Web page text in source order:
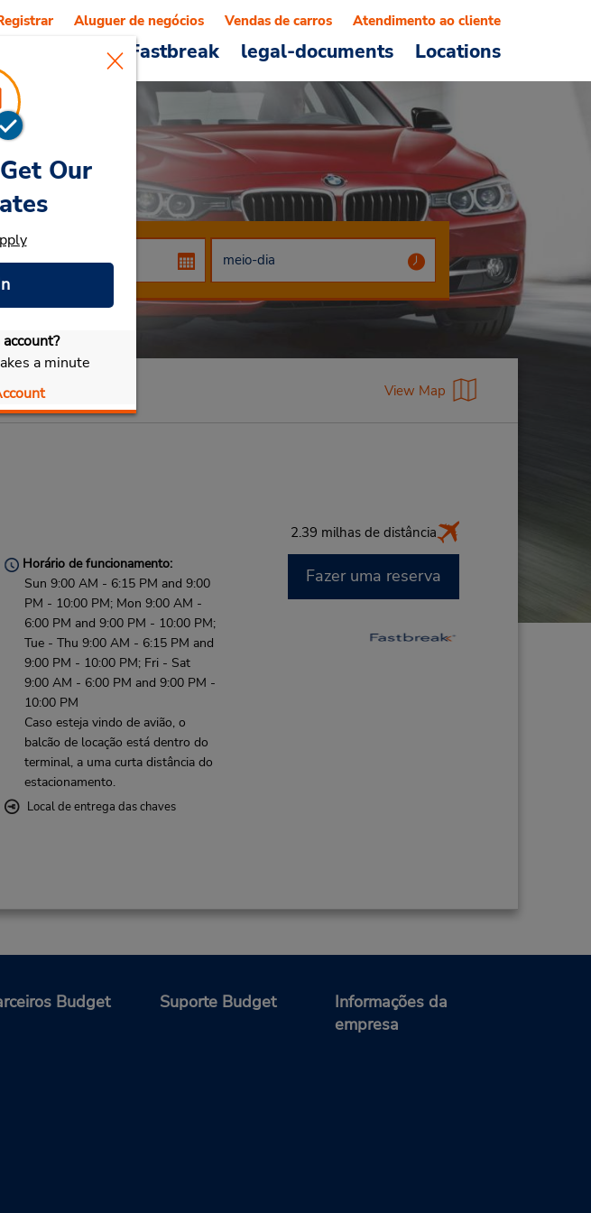
e serviços Fastbreak legal-documents Locations
Aluguer de negócios Vendas de carros Atendimento ao cliente
Savoy
carro
Our
a minute
View Map
2.39 milhas de distância
Horário de funcionamento:
Sun 9:00 AM - 6:15 PM and 9:00
PM - 10:00 PM; Mon 9:00 AM -
6:00 PM and 9:00 PM - 10:00 PM;
Tue - Thu 9:00 AM - 6:15 PM and
9:00 PM - 10:00 PM; Fri - Sat
9:00 AM - 6:00 PM and 9:00 PM -
10:00 PM
Caso esteja vindo de avião, o
balcão de locação está dentro do
terminal, a uma curta distância do
estacionamento.
Local de entrega das chaves
Fazer uma reserva
Budget Suporte Budget
Informações da
empresa